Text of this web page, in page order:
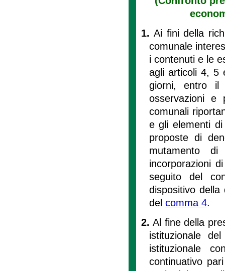
1.Ai fini della
comunale
i contenuti e le
agli articoli 4, 5
giorni, entro il
osservazioni e
comunali
e gli elementi di
proposte di
mutamento
incorporazioni
seguito del
dispositivo della
del comma 4.
2.Al fine della
istituzionale
istituzionale
continuativo